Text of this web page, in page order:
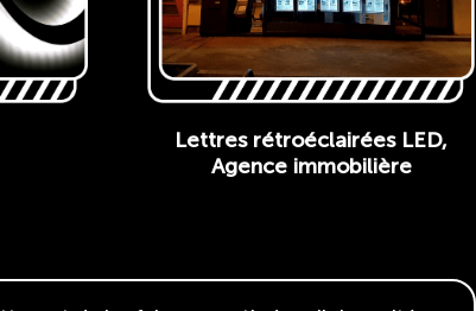
Lettres rétroéclairées LED,
Agence immobilière